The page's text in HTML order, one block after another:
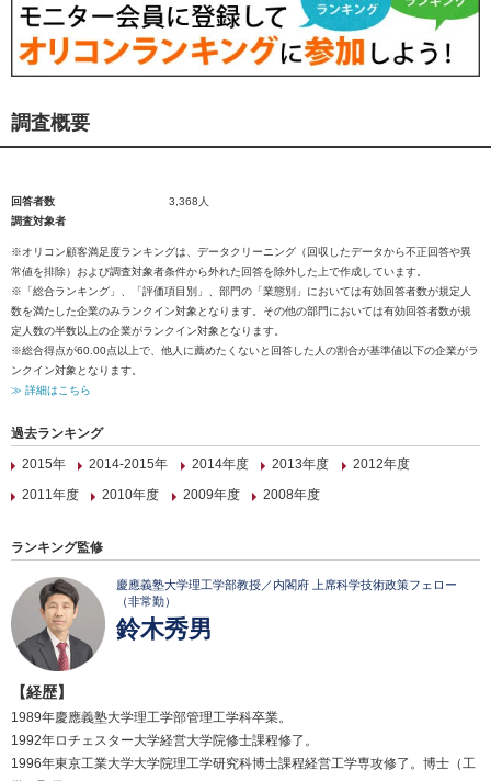
調査概要
回答者数
3,368人
調査対象者
※オリコン顧客満足度ランキングは、データクリーニング（回収したデータから不正回答や異
常値を排除）および調査対象者条件から外れた回答を除外した上で作成しています。
※「総合ランキング」、「評価項目別」、部門の「業態別」においては有効回答者数が規定人
数を満たした企業のみランクイン対象となります。その他の部門においては有効回答者数が規
定人数の半数以上の企業がランクイン対象となります。
※総合得点が60.00点以上で、他人に薦めたくないと回答した人の割合が基準値以下の企業がラ
ンクイン対象となります。
≫ 詳細はこちら
過去ランキング
2015年
2014-2015年 2014年度 2013年度
2012年度
2011年度
2010年度 2009年度 2008年度
ランキング監修
慶應義塾大学理工学部教授／内閣府 上席科学技術政策フェロー
（非常勤）
鈴木秀男
【経歴】
1989年慶應義塾大学理工学部管理工学科卒業。
1992年ロチェスター大学経営大学院修士課程修了。
1996年東京工業大学大学院理工学研究科博士課程経営工学専攻修了。博士（工